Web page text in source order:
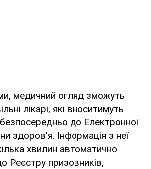
медичний огляд зможуть
лікарі, які вноситимуть
до Електронної
здоров'я. Інформація з неї
хвилин автоматично
Реєстру призовників,